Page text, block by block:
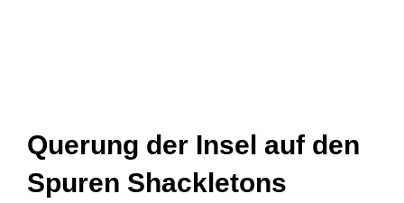
Querung der Insel auf den
Spuren Shackletons